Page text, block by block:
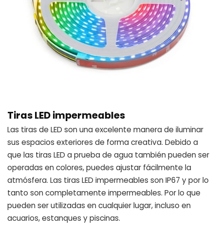
Tiras LED impermeables
Las tiras de LED son una excelente manera de iluminar
sus espacios exteriores de forma creativa. Debido a
que las tiras LED a prueba de agua también pueden ser
operadas en colores, puedes ajustar fácilmente la
atmósfera. Las tiras LED impermeables son IP67 y por lo
tanto son completamente impermeables. Por lo que
pueden ser utilizadas en cualquier lugar, incluso en
acuarios, estanques y piscinas.